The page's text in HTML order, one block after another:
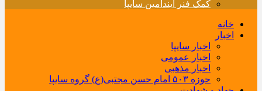
کمک فنر ایندامین سایپا
خانه
اخبار
اخبار سایپا
اخبار عمومی
اخبار مذهبی
حوزه ۵۰۳ امام حسن مجتبی(ع) گروه سایپا